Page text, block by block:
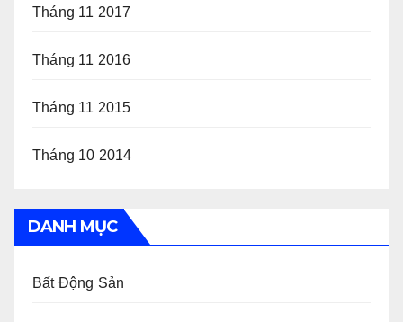
Tháng 11 2017
Tháng 11 2016
Tháng 11 2015
Tháng 10 2014
DANH MỤC
Bất Động Sản